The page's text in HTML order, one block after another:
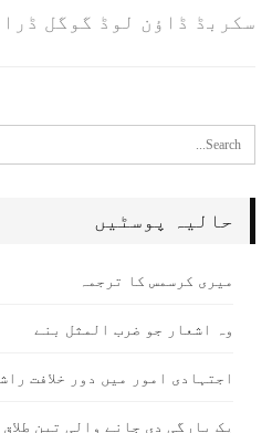
سکربڈ ڈاؤن لوڈ گوگل
حالیہ پوسٹیں
میری کرسمس کا ترجمہ
وہ اشعار جو ضرب المثل بنے
اجتہادی امور میں دور خلافت
یک بارگی دی جانے والی تین